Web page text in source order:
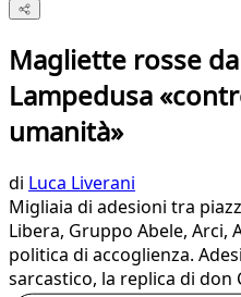
Magliette rosse
Lampedusa
umanità»
di Luca Liverani
Migliaia di adesioni tra
Libera, Gruppo Abele, Arci,
politica di accoglienza.
sarcastico, la replica di don